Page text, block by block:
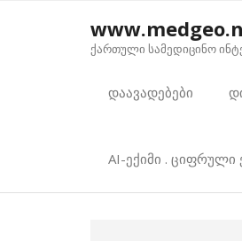
ქართული სამედიცინო
დაავადებები
AI-ექიმი .